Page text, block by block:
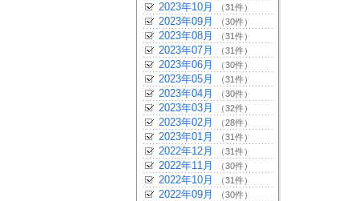
2023年10月 （31件）
2023年09月 （30件）
2023年08月 （31件）
2023年07月 （31件）
2023年06月 （30件）
2023年05月 （31件）
2023年04月 （30件）
2023年03月 （32件）
2023年02月 （28件）
2023年01月 （31件）
2022年12月 （31件）
2022年11月 （30件）
2022年10月 （31件）
2022年09月 （30件）